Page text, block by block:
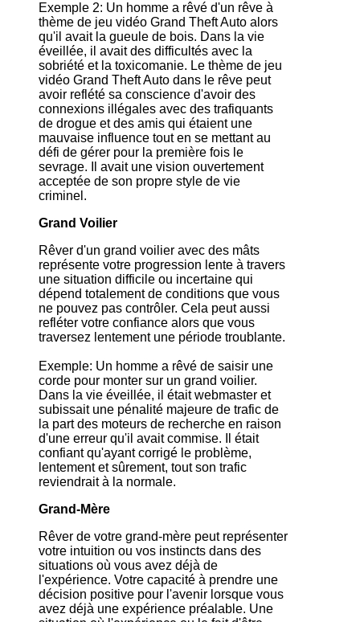
Exemple 2: Un homme a rêvé d'un rêve à
thème de jeu vidéo Grand Theft Auto alors
qu'il avait la gueule de bois. Dans la vie
éveillée, il avait des difficultés avec la
sobriété et la toxicomanie. Le thème de jeu
vidéo Grand Theft Auto dans le rêve peut
avoir reflété sa conscience d'avoir des
connexions illégales avec des trafiquants
de drogue et des amis qui étaient une
mauvaise influence tout en se mettant au
défi de gérer pour la première fois le
sevrage. Il avait une vision ouvertement
acceptée de son propre style de vie
criminel.
Grand Voilier
Rêver d'un grand voilier avec des mâts
représente votre progression lente à travers
une situation difficile ou incertaine qui
dépend totalement de conditions que vous
ne pouvez pas contrôler. Cela peut aussi
refléter votre confiance alors que vous
traversez lentement une période troublante.
Exemple: Un homme a rêvé de saisir une
corde pour monter sur un grand voilier.
Dans la vie éveillée, il était webmaster et
subissait une pénalité majeure de trafic de
la part des moteurs de recherche en raison
d'une erreur qu'il avait commise. Il était
confiant qu'ayant corrigé le problème,
lentement et sûrement, tout son trafic
reviendrait à la normale.
Grand-Mère
Rêver de votre grand-mère peut représenter
votre intuition ou vos instincts dans des
situations où vous avez déjà de
l'expérience. Votre capacité à prendre une
décision positive pour l'avenir lorsque vous
avez déjà une expérience préalable. Une